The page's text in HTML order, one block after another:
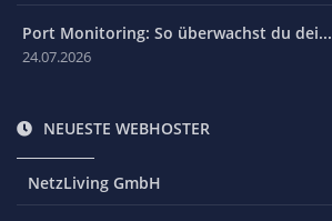
Port Monitoring: So überwachst du dei...
24.07.2026
NEUESTE WEBHOSTER
NetzLiving GmbH